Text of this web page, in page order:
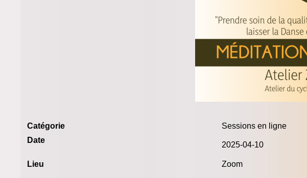
Catégorie
Sessions en ligne
Date
2025-04-10
Lieu Zoom